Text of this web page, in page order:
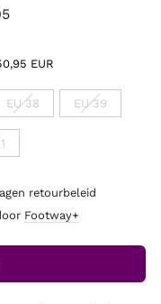
EUR
EU 38 EU 39
retourbeleid
Footway+